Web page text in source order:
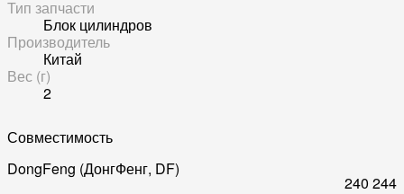
Тип запчасти
Блок цилиндров
Производитель
Китай
Вес (г)
2
Совместимость
DongFeng (ДонгФенг, DF)
240 244